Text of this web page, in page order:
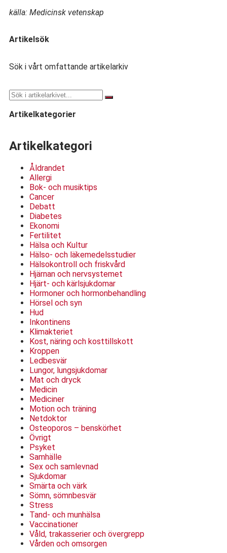
källa: Medicinsk vetenskap
Artikelsök
Sök i vårt omfattande artikelarkiv
Artikelkategorier
Artikelkategori
Åldrandet
Allergi
Bok- och musiktips
Cancer
Debatt
Diabetes
Ekonomi
Fertilitet
Hälsa och Kultur
Hälso- och läkemedelsstudier
Hälsokontroll och friskvård
Hjärnan och nervsystemet
Hjärt- och kärlsjukdomar
Hormoner och hormonbehandling
Hörsel och syn
Hud
Inkontinens
Klimakteriet
Kost, näring och kosttillskott
Kroppen
Ledbesvär
Lungor, lungsjukdomar
Mat och dryck
Medicin
Mediciner
Motion och träning
Netdoktor
Osteoporos – benskörhet
Övrigt
Psyket
Samhälle
Sex och samlevnad
Sjukdomar
Smärta och värk
Sömn, sömnbesvär
Stress
Tand- och munhälsa
Vaccinationer
Våld, trakasserier och övergrepp
Vården och omsorgen